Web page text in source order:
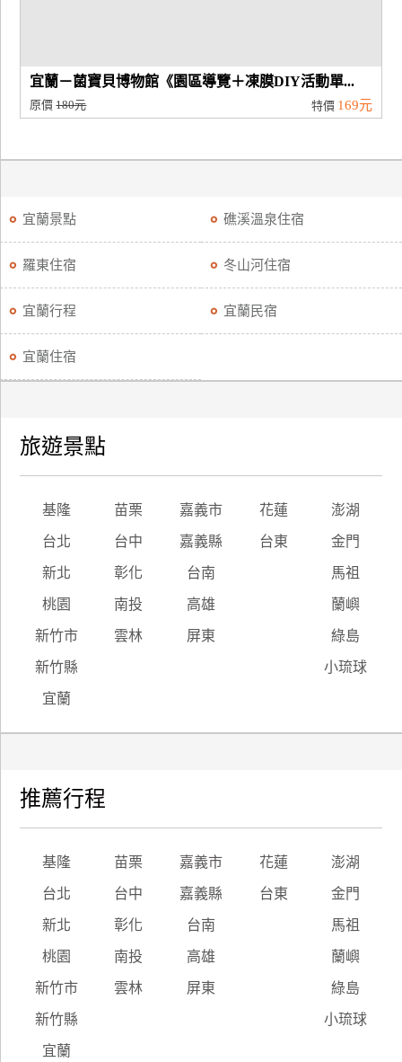
宜蘭－菌寶貝博物館《園區導覽＋凍膜DIY活動單...
原價180元 特價 169元
宜蘭景點 礁溪溫泉住宿
羅東住宿 冬山河住宿
宜蘭行程 宜蘭民宿
宜蘭住宿
旅遊景點
基隆 苗栗 嘉義市 花蓮 澎湖
台北 台中 嘉義縣 台東 金門
新北 彰化 台南 馬祖
桃園 南投 高雄 蘭嶼
新竹市 雲林 屏東 綠島
新竹縣 小琉球
宜蘭
推薦行程
基隆 苗栗 嘉義市 花蓮 澎湖
台北 台中 嘉義縣 台東 金門
新北 彰化 台南 馬祖
桃園 南投 高雄 蘭嶼
新竹市 雲林 屏東 綠島
新竹縣 小琉球
宜蘭